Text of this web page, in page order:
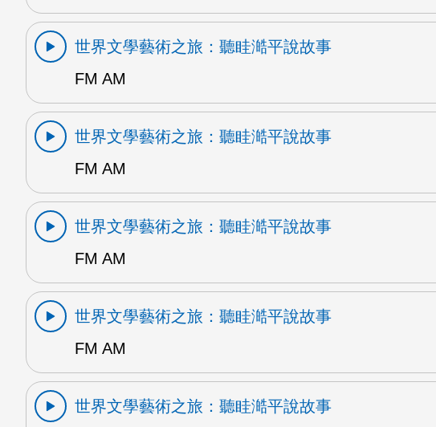
世界文學藝術之旅：聽眭澔平說故事
FM AM
世界文學藝術之旅：聽眭澔平說故事
FM AM
世界文學藝術之旅：聽眭澔平說故事
FM AM
世界文學藝術之旅：聽眭澔平說故事
FM AM
世界文學藝術之旅：聽眭澔平說故事